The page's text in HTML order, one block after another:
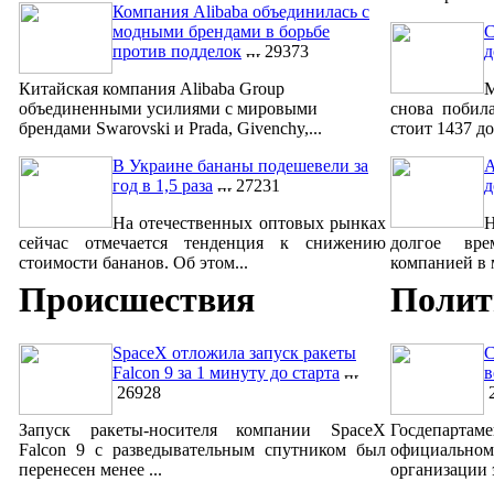
Компания Alibaba объединилась с
модными брендами в борьбе
против подделок
29373
Китайская компания Alibaba Group
объединенными усилиями с мировыми
брендами Swarovski и Prada, Givenchy,...
В Украине бананы подешевели за
год в 1,5 раза
27231
На отечественных оптовых рынках
сейчас отмечается тенденция к снижению
стоимости бананов. Об этом...
снова
стоит 1437
долгое
компанией в
Происшествия
SpaceX отложила запуск ракеты
Falcon 9 за 1 минуту до старта
26928
Запуск ракеты-носителя компании SpaceX
Falcon 9 с разведывательным спутником был
перенесен менее ...
организации